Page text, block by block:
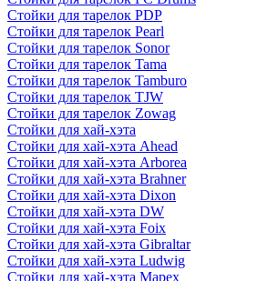
Стойки для тарелок PDP
Стойки для тарелок Pearl
Стойки для тарелок Sonor
Стойки для тарелок Tama
Стойки для тарелок Tamburo
Стойки для тарелок TJW
Стойки для тарелок Zowag
Стойки для хай-хэта
Стойки для хай-хэта Ahead
Стойки для хай-хэта Arborea
Стойки для хай-хэта Brahner
Стойки для хай-хэта Dixon
Стойки для хай-хэта DW
Стойки для хай-хэта Foix
Стойки для хай-хэта Gibraltar
Стойки для хай-хэта Ludwig
Стойки для хай-хэта Mapex